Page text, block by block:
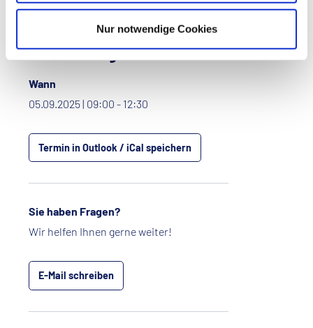
Nur notwendige Cookies
Das Wichtigste im Überblick
Wann
05.09.2025 | 09:00 - 12:30
Termin in Outlook / iCal speichern
Sie haben Fragen?
Wir helfen Ihnen gerne weiter!
E-Mail schreiben